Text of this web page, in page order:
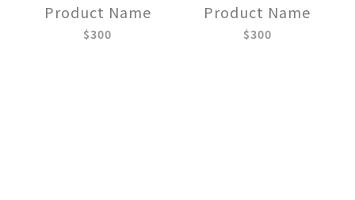
Product Name
$300
Product Name
$300